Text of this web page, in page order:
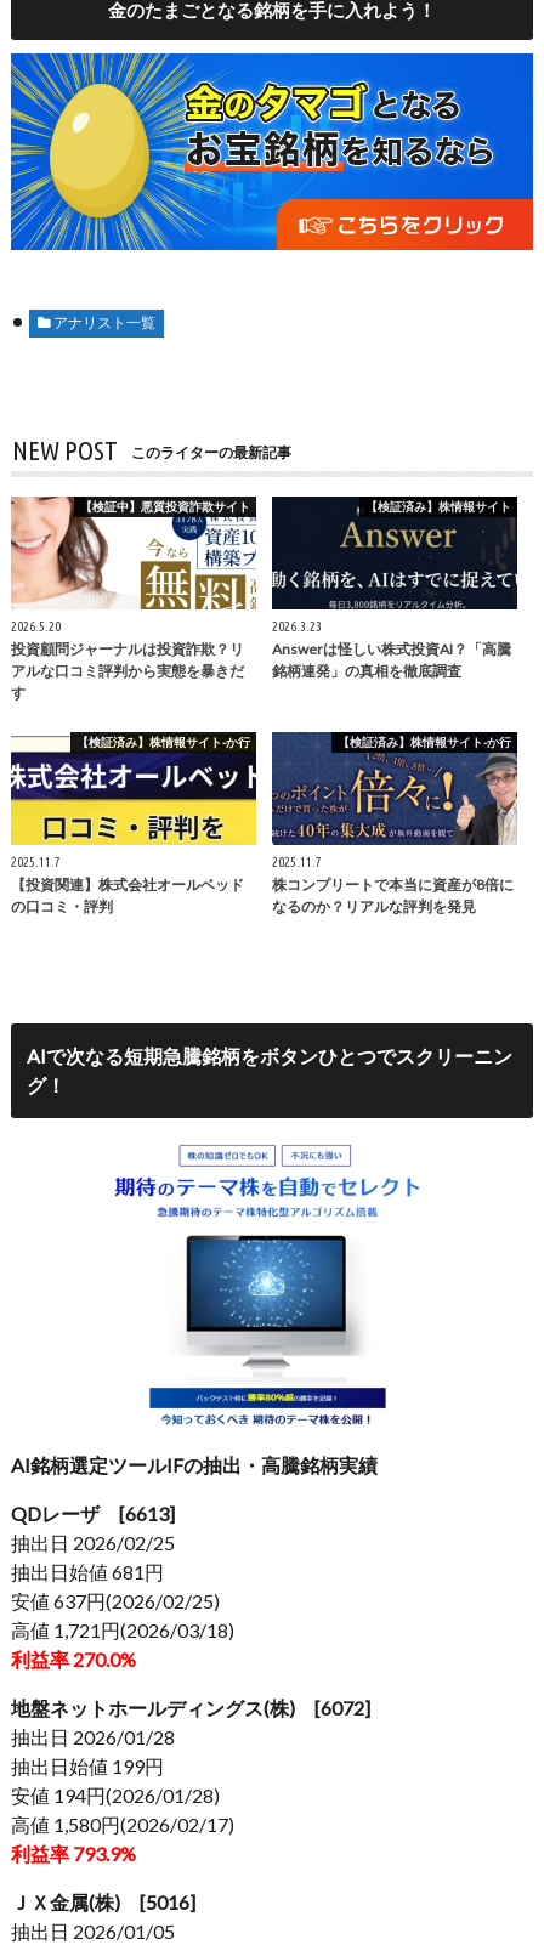
金のたまごとなる銘柄を手に入れよう！
アナリスト一覧
NEW POST このライターの最新記事
【検証中】悪質投資詐欺サイト
2026.5.20
投資顧問ジャーナルは投資詐欺？リ
アルな口コミ評判から実態を暴きだ
す
【検証済み】株情報サイト
2026.3.23
Answerは怪しい株式投資AI？「高騰
銘柄連発」の真相を徹底調査
【検証済み】株情報サイト-か行
2025.11.7
【投資関連】株式会社オールベッド
の口コミ・評判
【検証済み】株情報サイト-か行
2025.11.7
株コンプリートで本当に資産が8倍に
なるのか？リアルな評判を発見
AIで次なる短期急騰銘柄をボタンひとつでスクリーニン
グ！
AI銘柄選定ツールIFの抽出・高騰銘柄実績
QDレーザ [6613]
抽出日 2026/02/25
抽出日始値 681円
安値 637円(2026/02/25)
高値 1,721円(2026/03/18)
利益率 270.0%
地盤ネットホールディングス(株) [6072]
抽出日 2026/01/28
抽出日始値 199円
安値 194円(2026/01/28)
高値 1,580円(2026/02/17)
利益率 793.9%
ＪＸ金属(株) [5016]
抽出日 2026/01/05